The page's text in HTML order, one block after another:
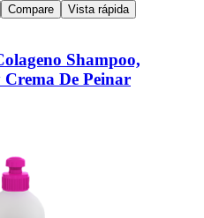
Compare Vista rápida
Shampoo,
De Peinar